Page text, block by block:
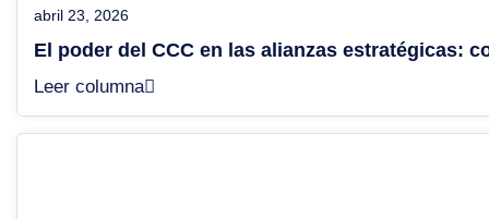
abril 23, 2026
El poder del CCC en las alianzas estratégicas:
Leer columna